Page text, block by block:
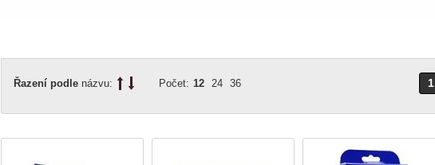
Řazení podle názvu: Počet: 12 24 36 1